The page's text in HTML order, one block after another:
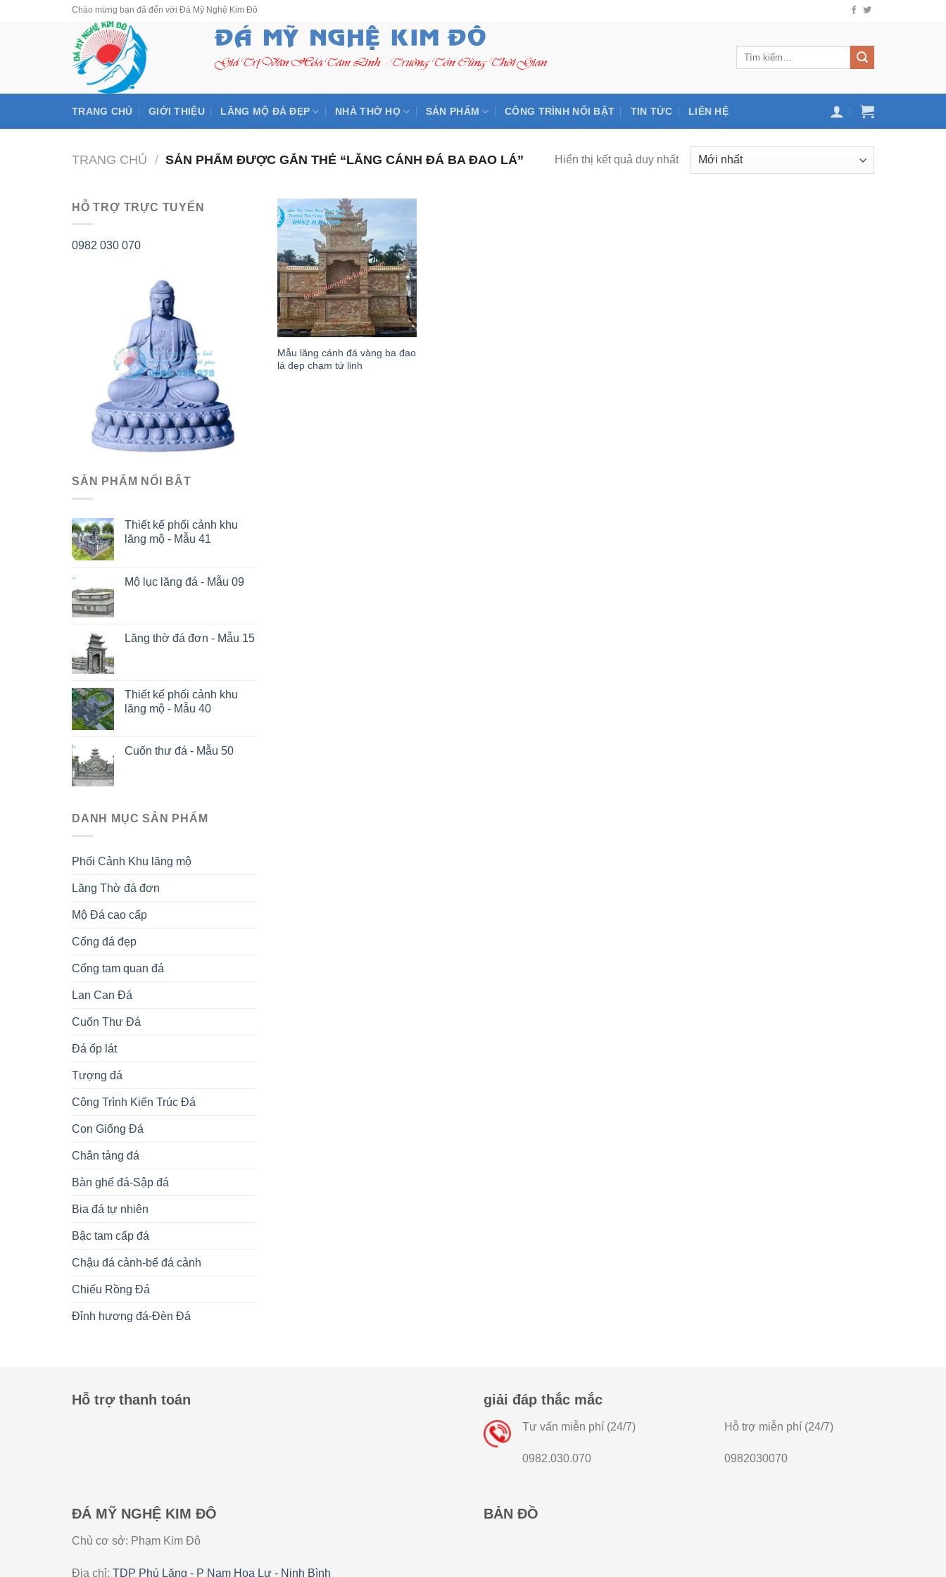
Chào mừng bạn đã đến với Đá Mỹ Nghệ Kim Đô
TRANG CHỦ GIỚI THIỆU LĂNG MỘ ĐÁ ĐẸP NHÀ THỜ HỌ SẢN PHẨM CÔNG TRÌNH NỔI BẬT TIN TỨC LIÊN HỆ
TRANG CHỦ / SẢN PHẨM ĐƯỢC GẮN THẺ “LĂNG CÁNH ĐÁ BA ĐAO LÁ” Hiển thị kết quả duy nhất
HỖ TRỢ TRỰC TUYẾN
0982 030 070
SẢN PHẨM NỔI BẬT
Thiết kế phối cảnh khu
lăng mộ - Mẫu 41
Mộ lục lăng đá - Mẫu 09
Lăng thờ đá đơn - Mẫu 15
Thiết kế phối cảnh khu
lăng mộ - Mẫu 40
Cuốn thư đá - Mẫu 50
DANH MỤC SẢN PHẨM
Phối Cảnh Khu lăng mộ
Lăng Thờ đá đơn
Mộ Đá cao cấp
Cổng đá đẹp
Cổng tam quan đá
Lan Can Đá
Cuốn Thư Đá
Đá ốp lát
Tượng đá
Công Trình Kiến Trúc Đá
Con Giống Đá
Chân tảng đá
Bàn ghế đá-Sập đá
Bia đá tự nhiên
Bậc tam cấp đá
Chậu đá cảnh-bể đá cảnh
Chiếu Rồng Đá
Đỉnh hương đá-Đèn Đá
Mẫu lăng cánh đá vàng ba đao
lá đẹp chạm tứ linh
Hỗ trợ thanh toán giải đáp thắc mắc
Tư vấn miễn phí (24/7)
0982.030.070
Hỗ trợ miễn phí (24/7)
0982030070
ĐÁ MỸ NGHỆ KIM ĐÔ
Chủ cơ sở: Phạm Kim Đô
Địa chỉ: TDP Phú Lăng - P Nam Hoa Lư - Ninh Bình
BẢN ĐỒ